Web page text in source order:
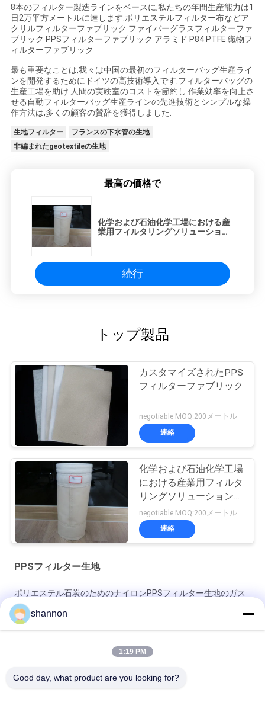
8本のフィルター製造ラインをベースに,私たちの年間生産能力は1
日2万平方メートルに達します.ポリエステルフィルター布などア
クリルフィルターファブリック ファイバーグラスフィルターファ
ブリック PPSフィルターファブリック アラミド P84 PTFE 織物フ
ィルターファブリック
最も重要なことは,我々は中国の最初のフィルターバッグ生産ライ
ンを開発するためにドイツの高技術導入です.フィルターバッグの
生産工場を助け 人間の実験室のコストを節約し 作業効率を向上さ
せる自動フィルターバッグ生産ラインの先進技術とシンプルな操
作方法は,多くの顧客の賛辞を獲得しました.
生地フィルター
フランスの下水管の生地
非編まれたgeotextileの生地
最高の価格で
化学および石油化学工場における産
業用フィルタリングソリューション
続行
トップ製品
カスタマイズされたPPS
フィルターファブリック
negotiable MOQ:200メートル
連絡
化学および石油化学工場
における産業用フィルタ
リングソリューションの
ためのPPSフィルター布
negotiable MOQ:200メートル
連絡
PPSフィルター生地
ポリエステル石炭のためのナイロンPPSフィルター生地のガス
のろ過布はボイラーを始動させた
針はNomex/PPSフィルター生地高温フィルター媒体を打った
PPSフィルター生地ミクロンの塵のフィルタ クロス550gsmの
shannon
1:19 PM
Good day, what product are you looking for?